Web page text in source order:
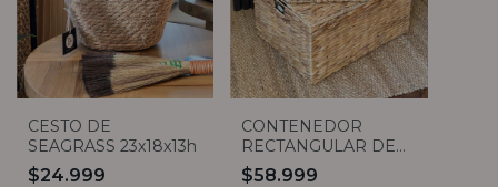
CESTO DE
SEAGRASS 23x18x13h
$24.999
CONTENEDOR
RECTANGULAR DE
JACINTO CON TAPA
$58.999